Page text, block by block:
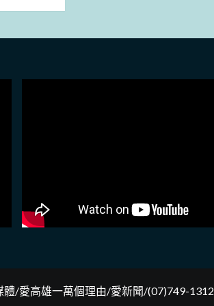
體/愛高雄一萬個理由/愛新聞/(07)749-1312